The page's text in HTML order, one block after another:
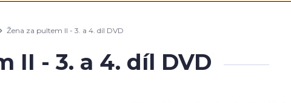
Žena za pultem II - 3. a 4. díl DVD
II - 3. a 4. díl DVD